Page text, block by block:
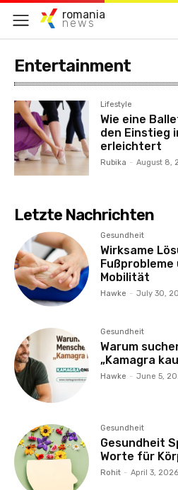
romania
news
Entertainment
Lifestyle
Wie eine
den Einstieg
erleichtert
Rubika - August 8,
Letzte Nachrichten
Gesundheit
Wirksame
Mobilität
Hawke - July 30,
Gesundheit
Warum
„Kamagra
Hawke - June 5,
Gesundheit
Gesundheit
Worte für
Rohit - April 3, 2026